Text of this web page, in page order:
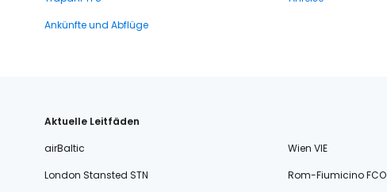
Ankünfte und Abflüge
Aktuelle Leitfäden
airBaltic
Wien VIE
London Stansted STN
Rom-Fiumicino FCO